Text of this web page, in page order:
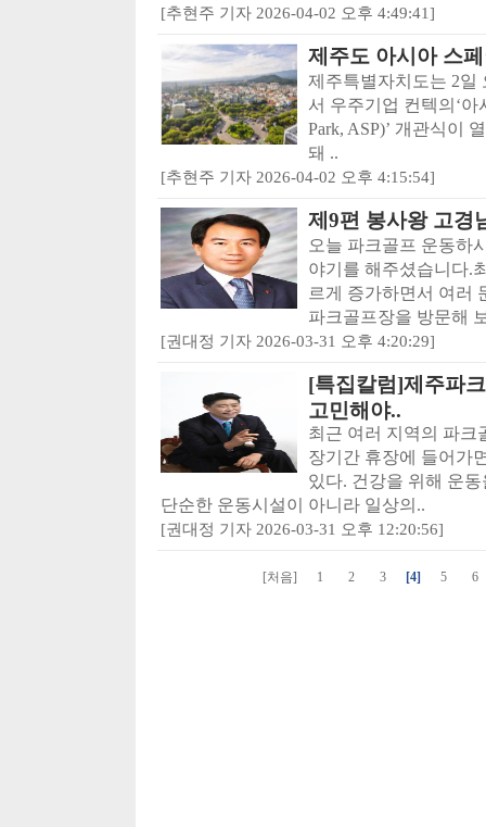
[추현주 기자 2026-04-02 오후 4:49:41]
제주도 아시아 스
제주특별자치도는 2일
서 우주기업 컨텍의‘아
Park, ASP)’ 개관식이
돼 ..
[추현주 기자 2026-04-02 오후 4:15:54]
제9편 봉사왕 고경
오늘 파크골프 운동하
야기를 해주셨습니다.
르게 증가하면서 여러
파크골프장을 방문해
[권대정 기자 2026-03-31 오후 4:20:29]
[특집칼럼]제주파
고민해야..
최근 여러 지역의 파크
장기간 휴장에 들어가
있다. 건강을 위해 운
단순한 운동시설이 아니라 일상의..
[권대정 기자 2026-03-31 오후 12:20:56]
[처음] 1 2 3 [4] 5 6